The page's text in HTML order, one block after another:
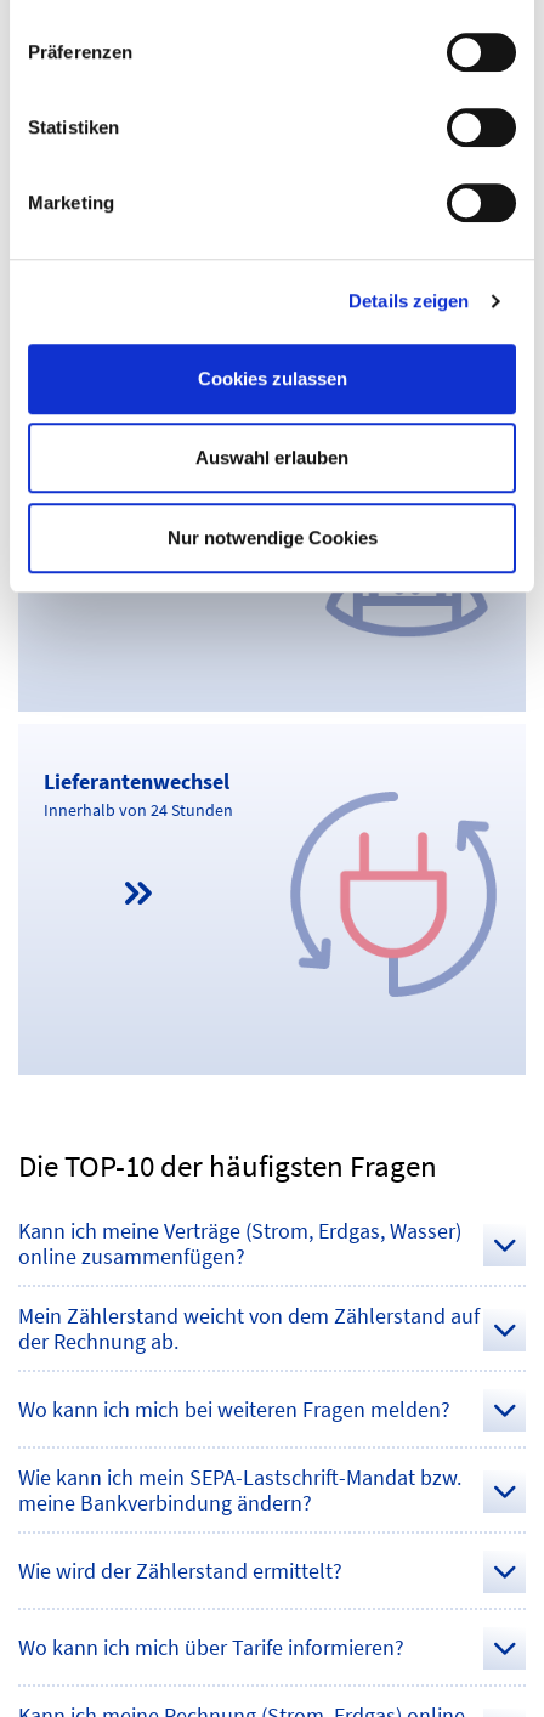
Präferenzen
Statistiken
Marketing
Details zeigen
Cookies zulassen
Auswahl erlauben
Nur notwendige Cookies
Internet, Telefon & TV
Technischer Service
Zähler, Anschlüsse etc.
Lieferantenwechsel
Innerhalb von 24 Stunden
Die TOP-10 der häufigsten Fragen
Kann ich meine Verträge (Strom, Erdgas, Wasser)
online zusammenfügen?
Mein Zählerstand weicht von dem Zählerstand auf
der Rechnung ab.
Wo kann ich mich bei weiteren Fragen melden?
Wie kann ich mein SEPA-Lastschrift-Mandat bzw.
meine Bankverbindung ändern?
Wie wird der Zählerstand ermittelt?
Wo kann ich mich über Tarife informieren?